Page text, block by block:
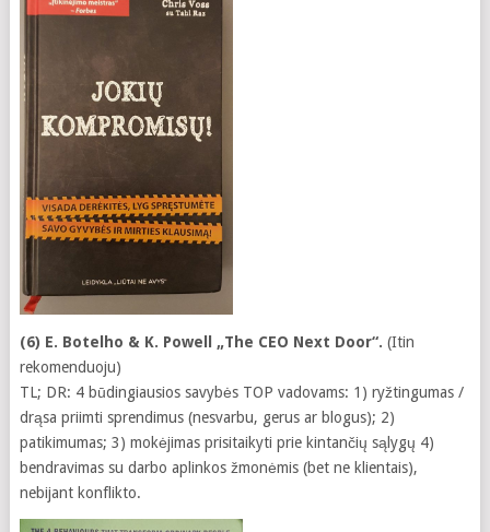
(6) E. Botelho & K. Powell „The CEO Next Door“. (Itin
rekomenduoju)
TL; DR: 4 būdingiausios savybės TOP vadovams: 1) ryžtingumas /
drąsa priimti sprendimus (nesvarbu, gerus ar blogus); 2)
patikimumas; 3) mokėjimas prisitaikyti prie kintančių sąlygų 4)
bendravimas su darbo aplinkos žmonėmis (bet ne klientais),
nebijant konflikto.